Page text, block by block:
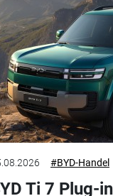
#BYD-Handel
Ti 7 Plug-